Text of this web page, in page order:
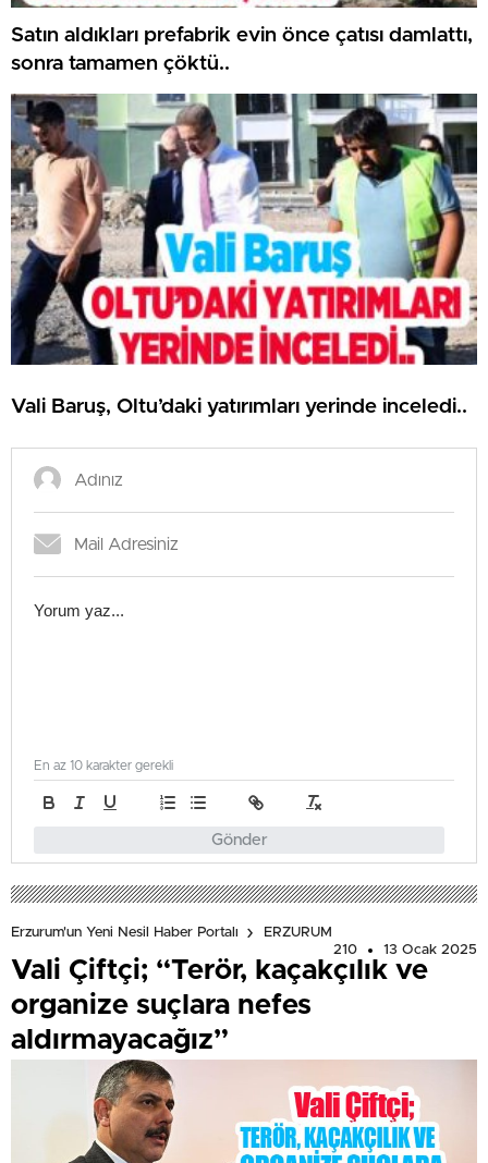
Satın aldıkları prefabrik evin önce çatısı damlattı,
sonra tamamen çöktü..
Vali Baruş, Oltu’daki yatırımları yerinde inceledi..
Gönder
En az 10 karakter gerekli
Erzurum'un Yeni Nesil Haber Portalı
ERZURUM
210
13 Ocak 2025
Vali Çiftçi; “Terör, kaçakçılık ve
organize suçlara nefes
aldırmayacağız”